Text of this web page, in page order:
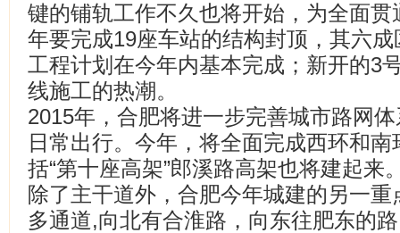
键的铺轨工作不久也将开始，为全面
年要完成19座车站的结构封顶，其六
工程计划在今年内基本完成；新开的3
线施工的热潮。
2015年，合肥将进一步完善城市路网
日常出行。今年，将全面完成西环和
括“第十座高架”郎溪路高架也将建起来
除了主干道外，合肥今年城建的另一
多通道,向北有合淮路，向东往肥东的